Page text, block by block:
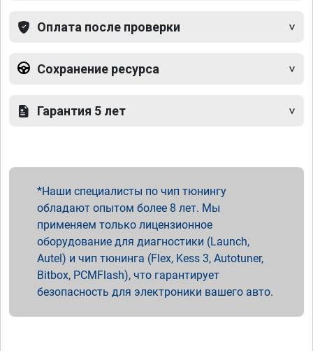
Оплата после проверки
Сохранение ресурса
Гарантия 5 лет
Наши специалисты по чип тюнингу
обладают опытом более 8 лет. Мы
применяем только лицензионное
оборудование для диагностики (Launch,
Autel) и чип тюнинга (Flex, Kess 3, Autotuner,
Bitbox, PCMFlash), что гарантирует
безопасность для электроники вашего авто.